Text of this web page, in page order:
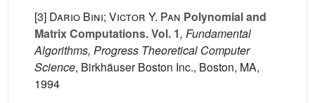
[3] Dario Bini; Victor Y. Pan Polynomial and
Matrix Computations. Vol. 1, Fundamental
Algorithms, Progress Theoretical Computer
Science, Birkhäuser Boston Inc., Boston, MA,
1994